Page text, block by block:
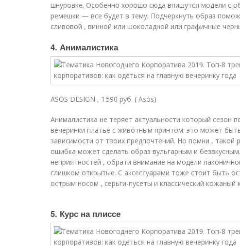
шнуровке. Особенно хорошо сюда впишутся модели с
ремешки — все будет в тему. Подчеркнуть образ
сливовой , винной или шоколадной или графичные
4. Анималистика
ASOS DESIGN , 1 590 руб. ( Asos)
Анималистика не теряет актуальности который сезон
вечеринки платье с животным принтом: это может
зависимости от твоих предпочтений. Но помни , такой
ошибка может сделать образ вульгарным и
неприятностей , обрати внимание на модели
слишком открытые. С аксессуарами тоже стоит быть
острым носом , серьги-пусеты и классический
5. Курс на плиссе